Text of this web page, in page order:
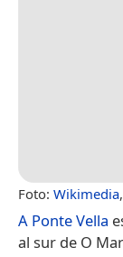
Foto: Wikimedia
A Ponte Vella
al sur de O